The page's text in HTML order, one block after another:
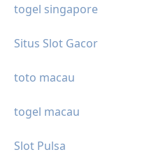
togel singapore
Situs Slot Gacor
toto macau
togel macau
Slot Pulsa